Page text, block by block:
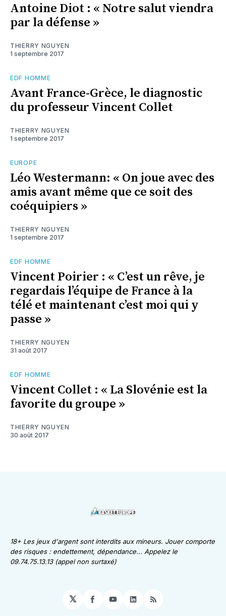
Antoine Diot : « Notre salut viendra
par la défense »
THIERRY NGUYEN
1 septembre 2017
EDF HOMME
Avant France-Grèce, le diagnostic
du professeur Vincent Collet
THIERRY NGUYEN
1 septembre 2017
EUROPE
Léo Westermann: « On joue avec des
amis avant même que ce soit des
coéquipiers »
THIERRY NGUYEN
1 septembre 2017
EDF HOMME
Vincent Poirier : « C’est un rêve, je
regardais l’équipe de France à la
télé et maintenant c’est moi qui y
passe »
THIERRY NGUYEN
31 août 2017
EDF HOMME
Vincent Collet : « La Slovénie est la
favorite du groupe »
THIERRY NGUYEN
30 août 2017
18+ Les jeux d'argent sont interdits aux mineurs. Jouer comporte
des risques : endettement, dépendance... Appelez le
09.74.75.13.13 (appel non surtaxé)
𝕏 Facebook
YouTube
LinkedIn
RSS